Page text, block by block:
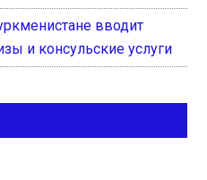
вводит
и консульские услуги